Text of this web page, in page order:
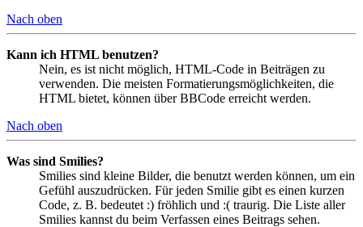
Nach oben
Kann ich HTML benutzen?
Nein, es ist nicht möglich, HTML-Code in Beiträgen zu
verwenden. Die meisten Formatierungsmöglichkeiten, die
HTML bietet, können über BBCode erreicht werden.
Nach oben
Was sind Smilies?
Smilies sind kleine Bilder, die benutzt werden können, um ein
Gefühl auszudrücken. Für jeden Smilie gibt es einen kurzen
Code, z. B. bedeutet :) fröhlich und :( traurig. Die Liste aller
Smilies kannst du beim Verfassen eines Beitrags sehen.